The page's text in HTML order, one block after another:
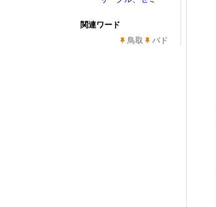
関連ワード
鳥取
バド